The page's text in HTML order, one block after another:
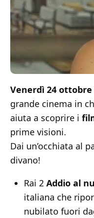
Venerdì 24 ottobre
grande cinema in
aiuta a scoprire i
prime visioni.
Dai un’occhiata al
divano!
Rai 2 Addio al
italiana che
nubilato fuori